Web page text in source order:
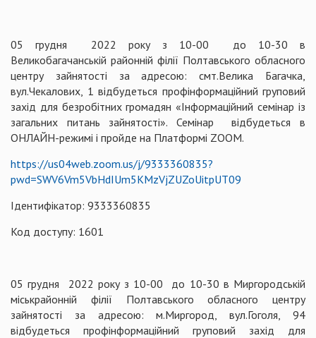
05 грудня 2022 року з 10-00 до 10-30 в
Великобагачанській районній філії Полтавського обласного
центру зайнятості за адресою: смт.Велика Багачка,
вул.Чекалових, 1 відбудеться профінформаційний груповий
захід для безробітних громадян «Інформаційний семінар із
загальних питань зайнятості». Семінар відбудеться в
ОНЛАЙН-режимі і пройде на Платформі ZOOM.
https://us04web.zoom.us/j/9333360835?
pwd=SWV6Vm5VbHdIUm5KMzVjZUZoUitpUT09
Ідентифікатор: 9333360835
Код доступу: 1601
05 грудня 2022 року з 10-00 до 10-30 в Миргородській
міськрайонній філії Полтавського обласного центру
зайнятості за адресою: м.Миргород, вул.Гоголя, 94
відбудеться профінформаційний груповий захід для